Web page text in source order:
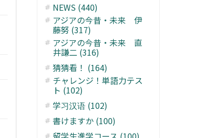
NEWS (440)
アジアの今昔・未来 伊
藤努 (317)
アジアの今昔・未来 直
井謙二 (316)
猜猜看！ (164)
チャレンジ！単語力テス
ト (102)
学习汉语 (102)
書けますか (100)